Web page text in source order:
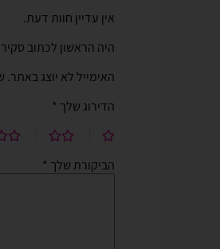
אין עדיין חוות דעת.
היה הראשון לכתוב סקירה
האימייל לא יוצג באתר.
הדירוג שלך *
הביקורת שלך *